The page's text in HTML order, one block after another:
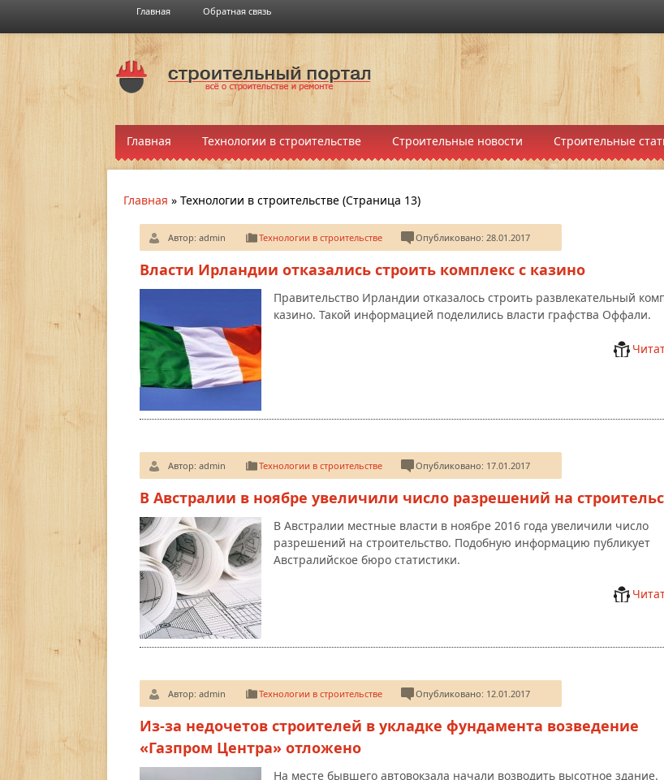
Главная Обратная связь
Главная Технологии в строительстве Строительные новости Строительные
Главная » Технологии в строительстве (Страница 13)
Автор: admin Технологии в строительстве Опубликовано: 28.01.2017
Власти Ирландии отказались строить комплекс с казино
Правительство Ирландии отказалось строить развлекательный
казино. Такой информацией поделились власти графства Оффали.
Автор: admin Технологии в строительстве Опубликовано: 17.01.2017
В Австралии в ноябре увеличили число разрешений на
В Австралии местные власти в ноябре 2016 года увеличили число
разрешений на строительство. Подобную информацию публикует
Австралийское бюро статистики.
Автор: admin Технологии в строительстве Опубликовано: 12.01.2017
Из-за недочетов строителей в укладке фундамента возведение
«Газпром Центра» отложено
На месте бывшего автовокзала начали возводить высотное здание.